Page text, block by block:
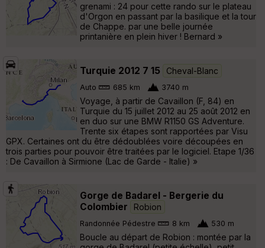
grenami : 24 pour cette rando sur le plateau
d'Orgon en passant par la basilique et la tour
de Chappe. par une belle journée
printanière en plein hiver ! Bernard »
Turquie 2012 7 15 Cheval-Blanc
Auto 685 km 3740 m
Voyage, à partir de Cavaillon (F, 84) en
Turquie du 15 juillet 2012 au 25 août 2012 en
en duo sur une BMW R1150 GS Adventure.
Trente six étapes sont rapportées par Visu
GPX. Certaines ont du être dédoublées voire découpées en
trois parties pour pouvoir être traitées par le logiciel. Etape 1/36
: De Cavaillon à Sirmione (Lac de Garde - Italie) »
Gorge de Badarel - Bergerie du
Colombier
Robion
Randonnée Pédestre 8 km 530 m
Boucle au départ de Robion : montée par la